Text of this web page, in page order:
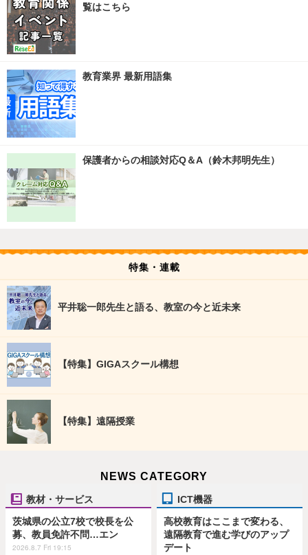
覧はこちら
教育業界 最新用語集
保護者からの相談対応Q＆A（鈴木邦明先生）
特集・連載
平井聡一郎先生と語る、教室の今と近未来
【特集】GIGAスクール構想
【特集】遠隔授業
NEWS CATEGORY
教材・サービス
茨城県の公立7校で校長を公
募、教員免許不問…エン
2026.8.7 Fri 19:15
ICT機器
高校教育はここまで変わる、
遠隔教育で進む学びのアップ
デート